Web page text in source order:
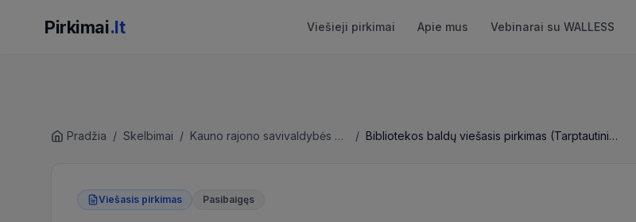
Pirkimai.lt Viešieji pirkimai Apie mus Vebinarai su WALLESS
Pradžia / Skelbimai / Kauno rajono savivaldybės administracija / Bibliotekos baldų viešasis pirkimas (Tarptautinis konkursas)
Viešasis pirkimas Pasibaigęs